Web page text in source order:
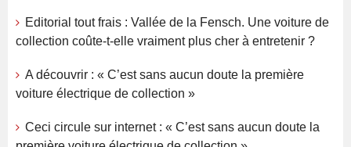
Editorial tout frais : Vallée de la Fensch. Une voiture de
collection coûte-t-elle vraiment plus cher à entretenir ?
A découvrir : « C’est sans aucun doute la première
voiture électrique de collection »
Ceci circule sur internet : « C’est sans aucun doute la